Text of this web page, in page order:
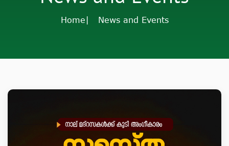
Home | News and Events